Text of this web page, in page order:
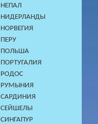
НЕПАЛ
НИДЕРЛАНДЫ
НОРВЕГИЯ
ПЕРУ
ПОЛЬША
ПОРТУГАЛИЯ
РОДОС
РУМЫНИЯ
САРДИНИЯ
СЕЙШЕЛЫ
СИНГАПУР